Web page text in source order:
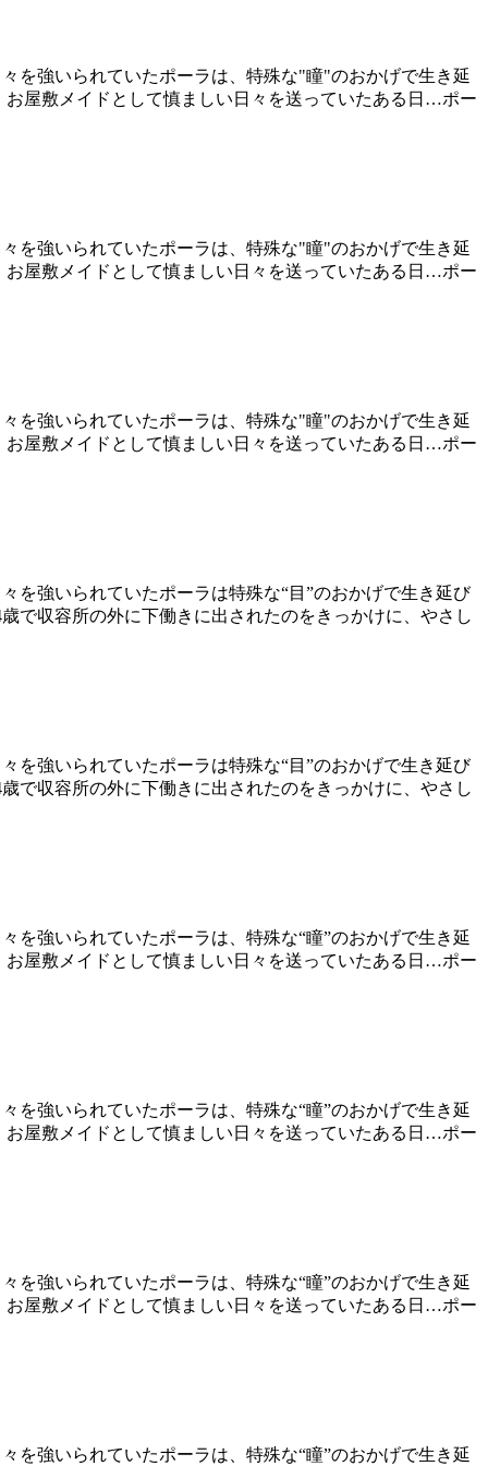
を強いられていたポーラは、特殊な"瞳"のおかげで生き延
屋敷メイドとして慎ましい日々を送っていたある日…ポー
を強いられていたポーラは、特殊な"瞳"のおかげで生き延
屋敷メイドとして慎ましい日々を送っていたある日…ポー
を強いられていたポーラは、特殊な"瞳"のおかげで生き延
屋敷メイドとして慎ましい日々を送っていたある日…ポー
を強いられていたポーラは特殊な“目”のおかげで生き延び
で収容所の外に下働きに出されたのをきっかけに、やさし
を強いられていたポーラは特殊な“目”のおかげで生き延び
で収容所の外に下働きに出されたのをきっかけに、やさし
強いられていたポーラは、特殊な“瞳”のおかげで生き延
屋敷メイドとして慎ましい日々を送っていたある日…ポー
強いられていたポーラは、特殊な“瞳”のおかげで生き延
屋敷メイドとして慎ましい日々を送っていたある日…ポー
強いられていたポーラは、特殊な“瞳”のおかげで生き延
屋敷メイドとして慎ましい日々を送っていたある日…ポー
強いられていたポーラは、特殊な“瞳”のおかげで生き延